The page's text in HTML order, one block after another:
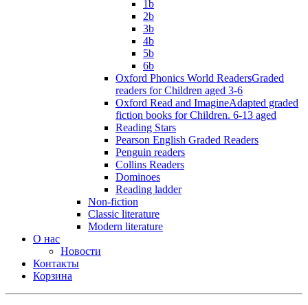
1b
2b
3b
4b
5b
6b
Oxford Phonics World ReadersGraded
readers for Children aged 3-6
Oxford Read and ImagineAdapted graded
fiction books for Children. 6-13 aged
Reading Stars
Pearson English Graded Readers
Penguin readers
Collins Readers
Dominoes
Reading ladder
Non-fiction
Classic literature
Modern literature
О нас
Новости
Контакты
Корзина